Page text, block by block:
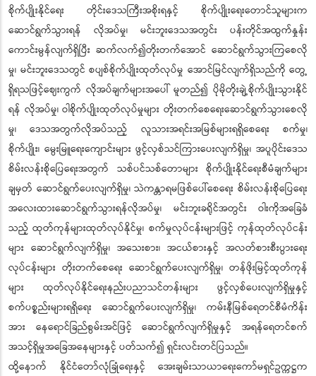
စိုက်ပျိုးနိုင်ရေး တိုင်းဒေသကြီးအစိုးရနှင့် စိုက်ပျိုးရေးတောင်သူများက
ဆောင်ရွက်သွားရန် လိုအပ်မှု၊ မင်းဘူးဒေသအတွင်း ပန်းတိုင်အထွက်နှုန်း
ကောင်းမွန်လျက်ရှိပြီး ဆက်လက်၍တိုးတက်အောင် ဆောင်ရွက်သွားကြစေလို
မှု၊ မင်းဘူးဒေသတွင် စပျစ်စိုက်ပျိုးထုတ်လုပ်မှု အောင်မြင်လျက်ရှိသည်ကို တွေ့
ရှိရသဖြင့်ဈေးကွက် လိုအပ်ချက်များအပေါ် မူတည်၍ ပိုမိုတိုးချဲ့စိုက်ပျိုးသွားနိုင်
ရန် လိုအပ်မှု၊ ဝါစိုက်ပျိုးထုတ်လုပ်မှုများ တိုးတက်စေရေးဆောင်ရွက်သွားစေလို
မှု၊ ဒေသအတွက်လိုအပ်သည့် လူသားအရင်းအမြစ်များရရှိစေရေး စက်မှု၊
စိုက်ပျိုး၊ မွေးမြူရေးကျောင်းများ ဖွင့်လှစ်သင်ကြားပေးလျက်ရှိမှု၊ အပူပိုင်းဒေသ
စိမ်းလန်းစိုပြေရေးအတွက် သစ်ပင်သစ်တောများ စိုက်ပျိုးနိုင်ရေးစီမံချက်များ
ချမှတ် ဆောင်ရွက်ပေးလျက်ရှိမှု၊ သဲကန္တာရမဖြစ်ပေါ်စေရေး စိမ်းလန်းစိုပြေရေး
အလေးထားဆောင်ရွက်သွားရန်လိုအပ်မှု၊ မင်းဘူးခရိုင်အတွင်း ဝါးကိုအခြေခံ
သည့် ထုတ်ကုန်များထုတ်လုပ်နိုင်မှု၊ စက်မှုလုပ်ငန်းများဖြင့် ကုန်ထုတ်လုပ်ငန်း
များ ဆောင်ရွက်လျက်ရှိမှု၊ အသေးစား၊ အငယ်စားနှင့် အလတ်စားစီးပွားရေး
လုပ်ငန်းများ တိုးတက်စေရေး ဆောင်ရွက်ပေးလျက်ရှိမှု၊ တန်ဖိုးမြင့်ထုတ်ကုန်
များ ထုတ်လုပ်နိုင်ရေးနည်းပညာသင်တန်းများ ဖွင့်လှစ်ပေးလျက်ရှိမှုနှင့်
စက်ပစ္စည်းများရရှိရေး ဆောင်ရွက်ပေးလျက်ရှိမှု၊ ကမ်းနီမြစ်ရေတင်စီမံကိန်း
အား နေရောင်ခြည်စွမ်းအင်ဖြင့် ဆောင်ရွက်လျက်ရှိမှုနှင့် အရန်ရေတင်စက်
အသင့်ရှိမှုအခြေအနေများနှင့် ပတ်သက်၍ ရှင်းလင်းတင်ပြသည်။
ထို့နောက် နိုင်ငံတော်လုံခြုံရေးနှင့် အေးချမ်းသာယာရေးကော်မရှင်ဥက္ကဋ္ဌက